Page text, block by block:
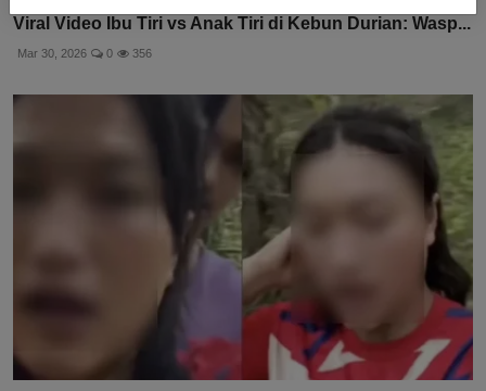
Viral Video Ibu Tiri vs Anak Tiri di Kebun Durian: Wasp...
Mar 30, 2026 0 356